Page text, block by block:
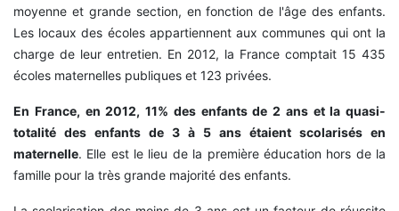
moyenne et grande section, en fonction de l'âge des enfants.
Les locaux des écoles appartiennent aux communes qui ont la
charge de leur entretien. En 2012, la France comptait 15 435
écoles maternelles publiques et 123 privées.
En France, en 2012, 11% des enfants de 2 ans et la quasi-
totalité des enfants de 3 à 5 ans étaient scolarisés en
maternelle. Elle est le lieu de la première éducation hors de la
famille pour la très grande majorité des enfants.